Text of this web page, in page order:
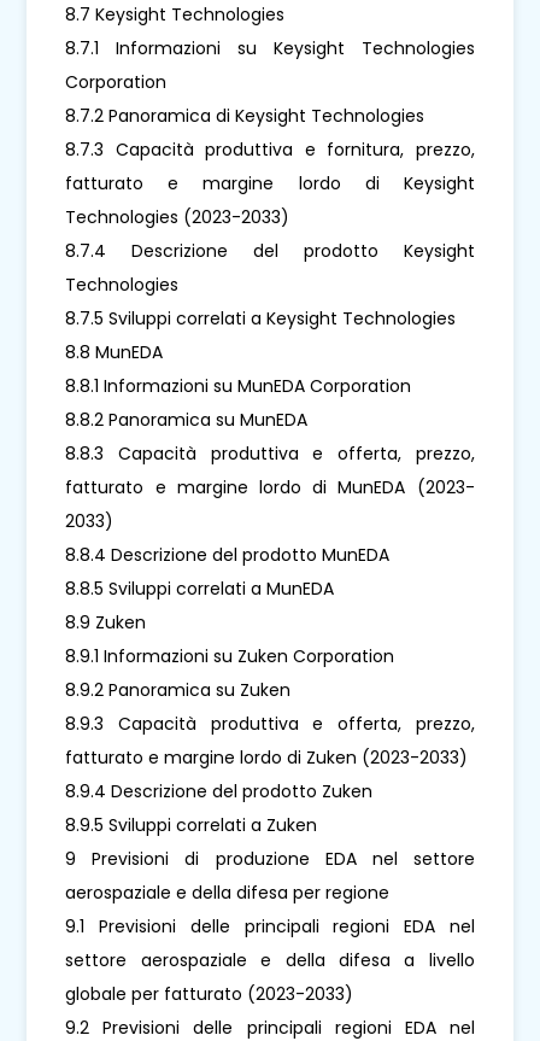
8.7 Keysight Technologies
8.7.1 Informazioni su Keysight Technologies
Corporation
8.7.2 Panoramica di Keysight Technologies
8.7.3 Capacità produttiva e fornitura, prezzo,
fatturato e margine lordo di Keysight
Technologies (2023-2033)
8.7.4 Descrizione del prodotto Keysight
Technologies
8.7.5 Sviluppi correlati a Keysight Technologies
8.8 MunEDA
8.8.1 Informazioni su MunEDA Corporation
8.8.2 Panoramica su MunEDA
8.8.3 Capacità produttiva e offerta, prezzo,
fatturato e margine lordo di MunEDA (2023-
2033)
8.8.4 Descrizione del prodotto MunEDA
8.8.5 Sviluppi correlati a MunEDA
8.9 Zuken
8.9.1 Informazioni su Zuken Corporation
8.9.2 Panoramica su Zuken
8.9.3 Capacità produttiva e offerta, prezzo,
fatturato e margine lordo di Zuken (2023-2033)
8.9.4 Descrizione del prodotto Zuken
8.9.5 Sviluppi correlati a Zuken
9 Previsioni di produzione EDA nel settore
aerospaziale e della difesa per regione
9.1 Previsioni delle principali regioni EDA nel
settore aerospaziale e della difesa a livello
globale per fatturato (2023-2033)
9.2 Previsioni delle principali regioni EDA nel